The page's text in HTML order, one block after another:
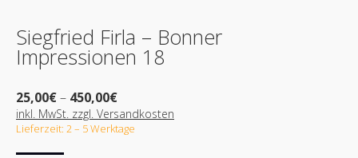
Siegfried Firla – Bonner
Impressionen 18
25,00€– 450,00€Preisspanne:
25,00€
bis
450,00€
inkl. MwSt. zzgl. Versandkosten
Lieferzeit: 2 – 5 Werktage